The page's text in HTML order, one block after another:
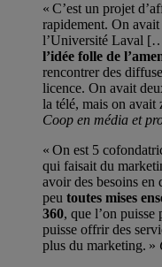
« C’est un projet
rapidement. On
l’Université Laval
l’idée folle de
rencontrer des
licence. On avait
la télé, mais on avait
Coop en média et
« On est 5
qui faisait du
avoir des besoins en
peu toutes mises
360, que l’on puisse
puisse offrir des
plus du marketing. »